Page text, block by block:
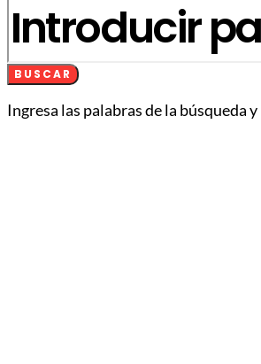
BUSCAR
Ingresa las palabras de la búsqueda